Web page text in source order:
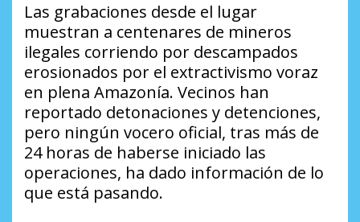
Las grabaciones desde el lugar
muestran a centenares de mineros
ilegales corriendo por descampados
erosionados por el extractivismo voraz
en plena Amazonía. Vecinos han
reportado detonaciones y detenciones,
pero ningún vocero oficial, tras más de
24 horas de haberse iniciado las
operaciones, ha dado información de lo
que está pasando.